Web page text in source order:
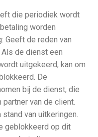
die periodiek wordt
worden
Geeft de reden van
de dienst een
uitgekeerd, kan om
De
bij de dienst, die
van de client.
van uitkeringen.
geblokkeerd op dit